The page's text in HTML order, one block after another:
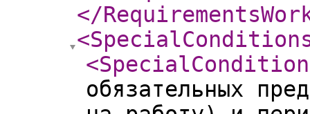
</
обязательных